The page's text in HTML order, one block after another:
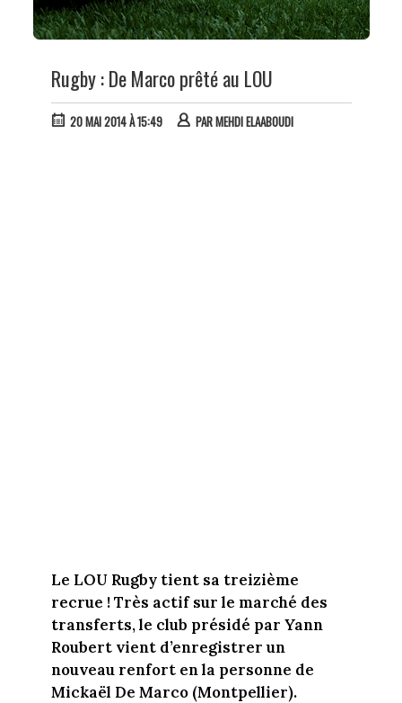
Rugby : De Marco prêté au LOU
20 MAI 2014 À 15:49 PARMEHDI ELAABOUDI
Le LOU Rugby tient sa treizième
recrue ! Très actif sur le marché des
transferts, le club présidé par Yann
Roubert vient d’enregistrer un
nouveau renfort en la personne de
Mickaël De Marco (Montpellier).